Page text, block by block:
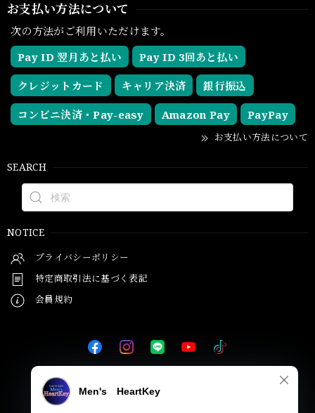
お支払い方法について
次の方法がご利用いただけます。
Pay ID 翌月あと払い
Pay ID 3回あと払い
クレジットカード キャリア決済 銀行振込
コンビニ決済・Pay-easy Amazon Pay PayPay
お支払い方法について
SEARCH
NOTICE
プライバシーポリシー
特定商取引法に基づく表記
会員規約
© Men's HeartKey